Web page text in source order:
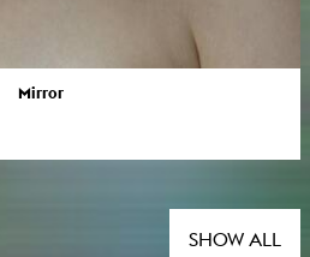
Mirror
SHOW ALL